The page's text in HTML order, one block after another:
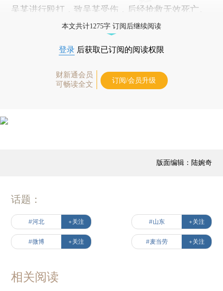
吴某进行殴打，致吴某受伤，后经抢救无效死亡。
本文共计1275字 订阅后继续阅读
登录 后获取已订阅的阅读权限
财新通会员
可畅读全文
订阅/会员升级
版面编辑：陆婉奇
话题：
#河北 +关注 #山东 +关注
#微博 +关注 #麦当劳 +关注
相关阅读